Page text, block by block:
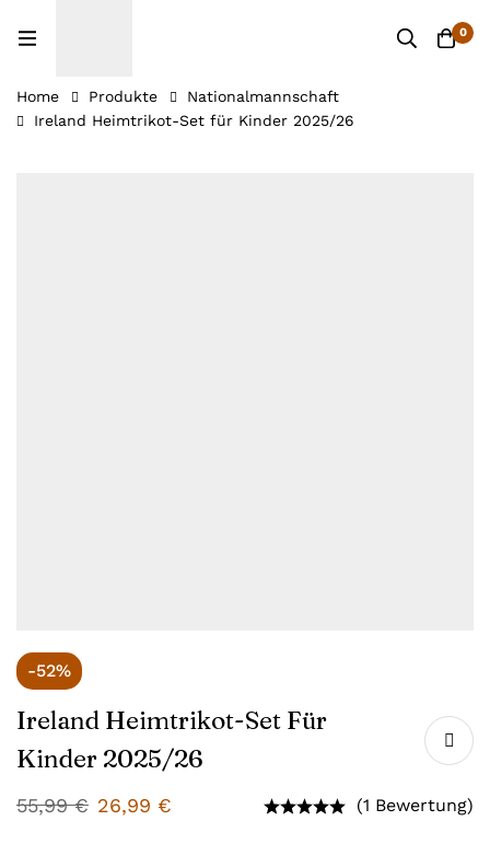
0
Home Produkte
Nationalmannschaft
Ireland Heimtrikot-Set für Kinder 2025/26
-52%
Ireland Heimtrikot-Set Für
Kinder 2025/26
55,99€ 26,99 € (1 Bewertung)